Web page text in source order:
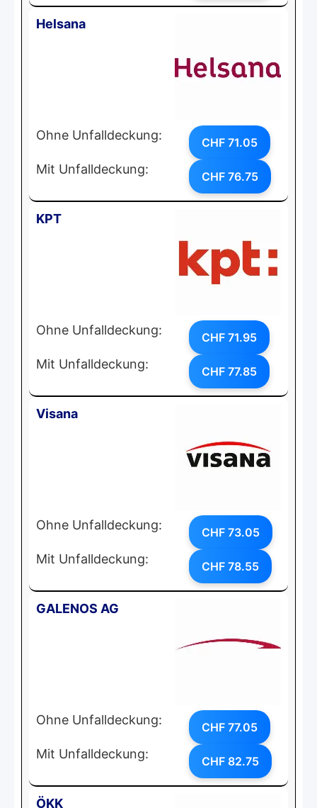
Helsana
Ohne Unfalldeckung: CHF 71.05
Mit Unfalldeckung: CHF 76.75
KPT
Ohne Unfalldeckung: CHF 71.95
Mit Unfalldeckung: CHF 77.85
Visana
Ohne Unfalldeckung: CHF 73.05
Mit Unfalldeckung: CHF 78.55
GALENOS AG
Ohne Unfalldeckung: CHF 77.05
Mit Unfalldeckung: CHF 82.75
ÖKK